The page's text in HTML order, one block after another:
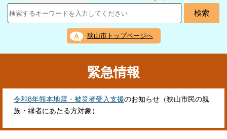
狭山市トップページへ
緊急情報
令和8年熊本地震・被災者受入支援のお知らせ（狭山市民の親
族・縁者にあたる方対象）